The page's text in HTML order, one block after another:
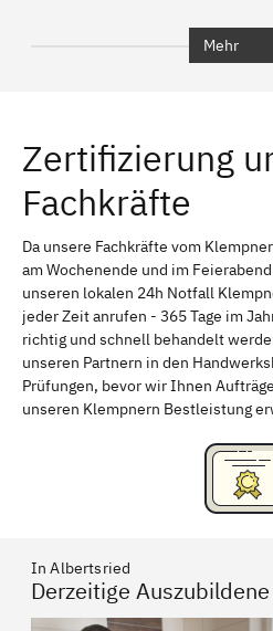
Erlangen
Bayreuth
Schweinfurt
Freising
Mehr
Zertifizierung
Fachkräfte
Da unsere Fachkräfte vom
am Wochenende und im
unseren lokalen 24h Notfall
jeder Zeit anrufen - 365 Tage im
richtig und schnell behandelt
unseren Partnern in den
Prüfungen, bevor wir Ihnen
unseren Klempnern Bestleistung
In Albertsried
Derzeitige Auszubildene